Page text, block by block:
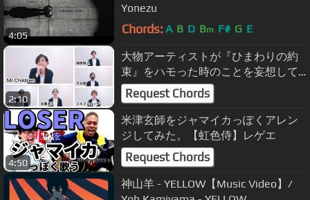
4:05
Yonezu
Chords: A B D Bm F# G E
2:10
大物アーティストが『ひまわりの約
束』をハモった時のことを妄想して
みた。
Request Chords
4:50
米津玄師をジャマイカっぽくアレン
ジしてみた。【虹色侍】レゲエ
Request Chords
神山羊 - YELLOW【Music Video】/